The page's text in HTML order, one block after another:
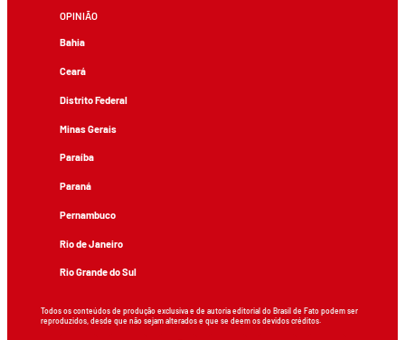
OPINIÃO
Bahia
Ceará
Distrito Federal
Minas Gerais
Paraíba
Paraná
Pernambuco
Rio de Janeiro
Rio Grande do Sul
Todos os conteúdos de produção exclusiva e de autoria editorial do Brasil de Fato podem ser
reproduzidos, desde que não sejam alterados e que se deem os devidos créditos.